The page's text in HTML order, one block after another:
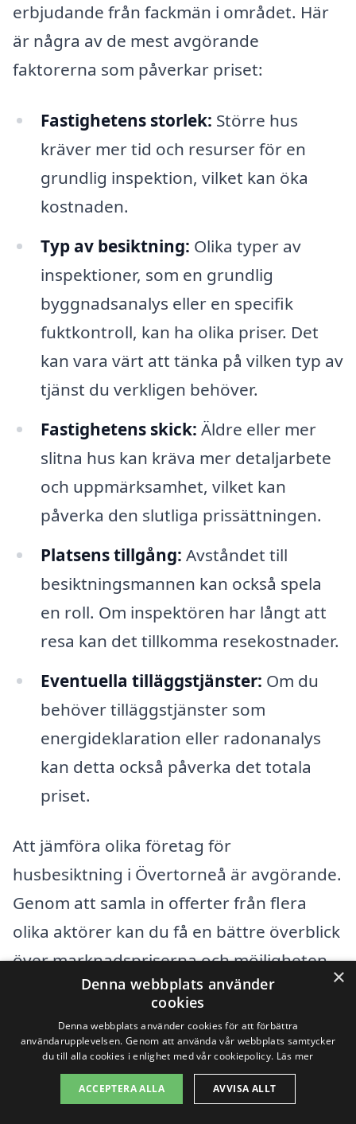
erbjudande från fackmän i området. Här
är några av de mest avgörande
faktorerna som påverkar priset:
Fastighetens storlek: Större hus
kräver mer tid och resurser för en
grundlig inspektion, vilket kan öka
kostnaden.
Typ av besiktning: Olika typer av
inspektioner, som en grundlig
byggnadsanalys eller en specifik
fuktkontroll, kan ha olika priser. Det
kan vara värt att tänka på vilken typ av
tjänst du verkligen behöver.
Fastighetens skick: Äldre eller mer
slitna hus kan kräva mer detaljarbete
och uppmärksamhet, vilket kan
påverka den slutliga prissättningen.
Platsens tillgång: Avståndet till
besiktningsmannen kan också spela
en roll. Om inspektören har långt att
resa kan det tillkomma resekostnader.
Eventuella tilläggstjänster: Om du
behöver tilläggstjänster som
energideklaration eller radonanalys
kan detta också påverka det totala
priset.
Att jämföra olika företag för
husbesiktning i Övertorneå är avgörande.
Genom att samla in offerter från flera
olika aktörer kan du få en bättre överblick
över marknadspriserna och möjligheten
att hitta en inspektör som passar dina
specifika behov och din budget. Tjänster
som husbesiktning, bygginspektion och
fuktkontroll erbjuds av professionella
inspektörer med varierande erfarenhet
×
Denna webbplats använder
cookies
Denna webbplats använder cookies för att förbättra
användarupplevelsen. Genom att använda vår webbplats samtycker
du till alla cookies i enlighet med vår cookiepolicy. Läs mer
ACCEPTERA ALLA AVVISA ALLT